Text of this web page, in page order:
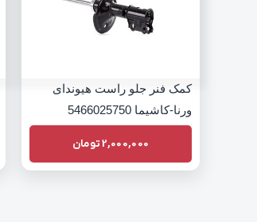
کمک فنر جلو راست هیوندای
ورنا-کاشیما 5466025750
2,000,000تومان